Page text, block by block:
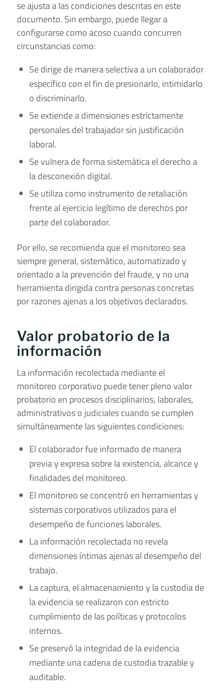
se ajusta a las condiciones descritas en este
documento. Sin embargo, puede llegar a
configurarse como acoso cuando concurren
circunstancias como:
Se dirige de manera selectiva a un colaborador
específico con el fin de presionarlo, intimidarlo
o discriminarlo.
Se extiende a dimensiones estrictamente
personales del trabajador sin justificación
laboral.
Se vulnera de forma sistemática el derecho a
la desconexión digital.
Se utiliza como instrumento de retaliación
frente al ejercicio legítimo de derechos por
parte del colaborador.
Por ello, se recomienda que el monitoreo sea
siempre general, sistemático, automatizado y
orientado a la prevención del fraude, y no una
herramienta dirigida contra personas concretas
por razones ajenas a los objetivos declarados.
Valor probatorio de la
información
La información recolectada mediante el
monitoreo corporativo puede tener pleno valor
probatorio en procesos disciplinarios, laborales,
administrativos o judiciales cuando se cumplen
simultáneamente las siguientes condiciones:
El colaborador fue informado de manera
previa y expresa sobre la existencia, alcance y
finalidades del monitoreo.
El monitoreo se concentró en herramientas y
sistemas corporativos utilizados para el
desempeño de funciones laborales.
La información recolectada no revela
dimensiones íntimas ajenas al desempeño del
trabajo.
La captura, el almacenamiento y la custodia de
la evidencia se realizaron con estricto
cumplimiento de las políticas y protocolos
internos.
Se preservó la integridad de la evidencia
mediante una cadena de custodia trazable y
auditable.